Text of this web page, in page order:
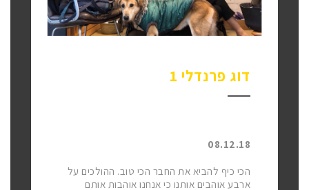
דוג פרנדלי 1
08.12.18
הכי כיף להביא את החבר הכי טוב. ההולכים על
ארבע אוהבים אותנו כי אנחנו אוהבות אותם